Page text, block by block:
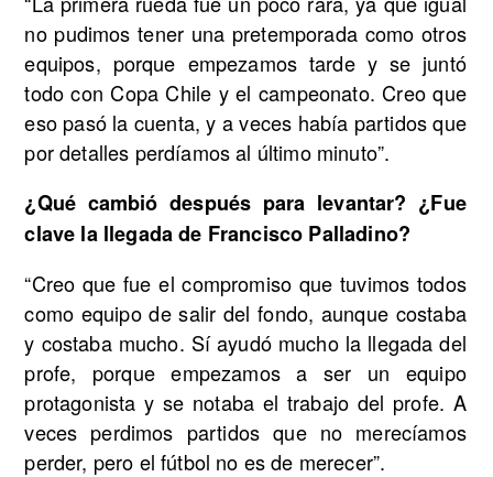
no pudimos tener una pretemporada como otros
equipos, porque empezamos tarde y se juntó
todo con Copa Chile y el campeonato. Creo que
eso pasó la cuenta, y a veces había partidos que
por detalles perdíamos al último minuto”.
¿Qué cambió después para levantar? ¿Fue
clave la llegada de Francisco Palladino?
“Creo que fue el compromiso que tuvimos todos
como equipo de salir del fondo, aunque costaba
y costaba mucho. Sí ayudó mucho la llegada del
profe, porque empezamos a ser un equipo
protagonista y se notaba el trabajo del profe. A
veces perdimos partidos que no merecíamos
perder, pero el fútbol no es de merecer”.